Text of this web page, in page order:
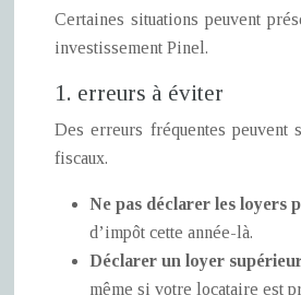
Certaines situations peuvent
investissement Pinel.
1. erreurs à éviter
Des erreurs fréquentes
fiscaux.
Ne pas déclarer les loyers
d’impôt cette année-là.
Déclarer un loyer
même si votre locataire est